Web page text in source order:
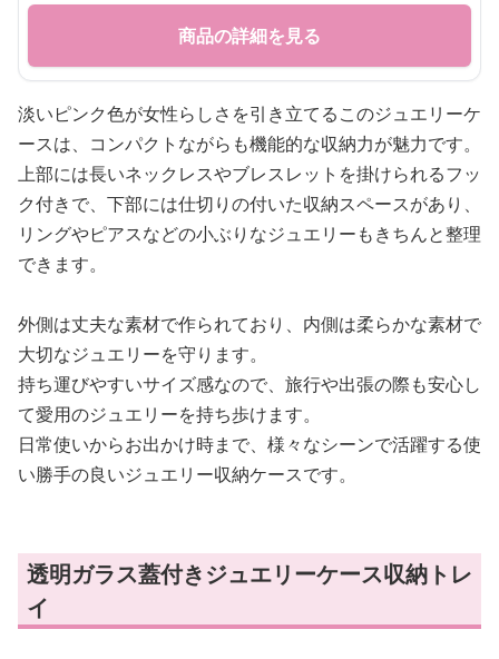
商品の詳細を見る
淡いピンク色が女性らしさを引き立てるこのジュエリーケ
ースは、コンパクトながらも機能的な収納力が魅力です。
上部には長いネックレスやブレスレットを掛けられるフッ
ク付きで、下部には仕切りの付いた収納スペースがあり、
リングやピアスなどの小ぶりなジュエリーもきちんと整理
できます。
外側は丈夫な素材で作られており、内側は柔らかな素材で
大切なジュエリーを守ります。
持ち運びやすいサイズ感なので、旅行や出張の際も安心し
て愛用のジュエリーを持ち歩けます。
日常使いからお出かけ時まで、様々なシーンで活躍する使
い勝手の良いジュエリー収納ケースです。
透明ガラス蓋付きジュエリーケース収納トレ
イ